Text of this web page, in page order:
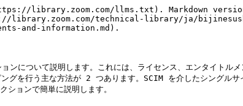
library.zoom.com/llms.txt). Markdown
technical-library/ja/
and-information.md).
ンについて説明します。これには、ライセンス、エンタイトル
グを行う主な方法が 2 つあります。SCIM を介したシングル
ョンで簡単に説明します。